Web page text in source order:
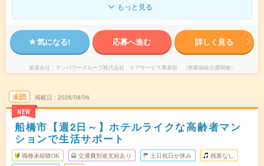
もっと見る
気になる! 応募へ進む 詳しく見る
派遣会社 マンパワーグループ株式会社 ケアサービス事業部 （医療福祉介護関連）
未読
NEW
掲載日 2026/08/06
船橋市【週2日～】ホテルライクな高齢者マン
ションで生活サポート
職種未経験OK 交通費別途支給あり 土日祝日が休み 残業なし